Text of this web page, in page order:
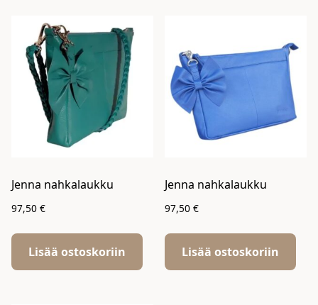
Jenna nahkalaukku
97,50 €
Lisää ostoskoriin
Jenna nahkalaukku
97,50€
Lisää ostoskoriin